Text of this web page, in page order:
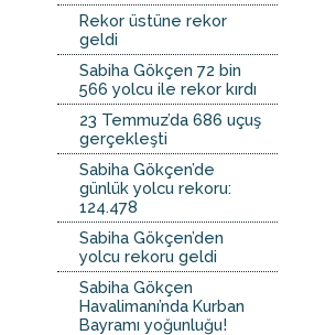
Rekor üstüne rekor
geldi
Sabiha Gökçen 72 bin
566 yolcu ile rekor kırdı
23 Temmuz’da 686 uçuş
gerçekleşti
Sabiha Gökçen’de
günlük yolcu rekoru:
124.478
Sabiha Gökçen’den
yolcu rekoru geldi
Sabiha Gökçen
Havalimanı’nda Kurban
Bayramı yoğunluğu!